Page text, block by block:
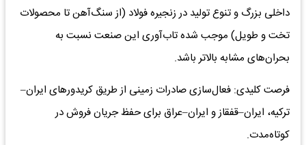
داخلی بزرگ و تنوع تولید در زنجیره فولاد (از سنگ‌آهن تا محصولات
تخت و طویل) موجب شده تاب‌آوری این صنعت نسبت به
بحران‌های مشابه بالاتر باشد.
فرصت کلیدی: فعال‌سازی صادرات زمینی از طریق کریدورهای ایران–
ترکیه، ایران–قفقاز و ایران–عراق برای حفظ جریان فروش در
کوتاه‌مدت.